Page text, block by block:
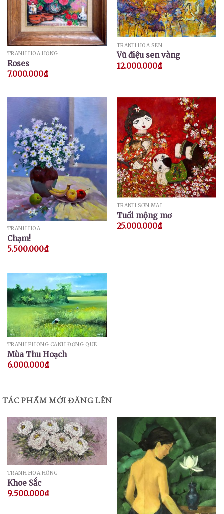
TRANH HOA HỒNG
Roses
7.000.000₫
TRANH HOA SEN
Vũ điệu sen vàng
12.000.000₫
TRANH HOA
Chạm!
5.500.000₫
TRANH SƠN MÀI
Tuổi mộng mơ
25.000.000₫
TRANH PHONG CẢNH ĐỒNG QUÊ
Mùa Thu Hoạch
6.000.000₫
TÁC PHẨM MỚI ĐĂNG LÊN
TRANH HOA HỒNG
Khoe Sắc
9.500.000₫